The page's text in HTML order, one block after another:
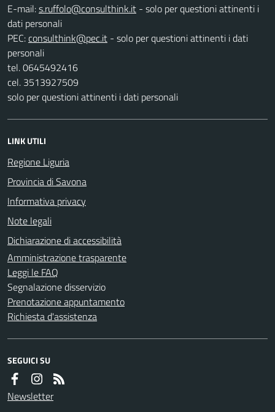
E-mail:
- solo per questioni attinenti i
dati personali
PEC:
- solo per questioni attinenti i dati
personali
tel. 0645492416
cel. 3513927509
solo per questioni attinenti i dati personali
LINK UTILI
Regione Liguria
Provincia di Savona
Informativa privacy
Note legali
Dichiarazione di accessibilità
Amministrazione trasparente
Leggi le FAQ
Segnalazione disservizio
Prenotazione appuntamento
Richiesta d'assistenza
SEGUICI SU
Newsletter